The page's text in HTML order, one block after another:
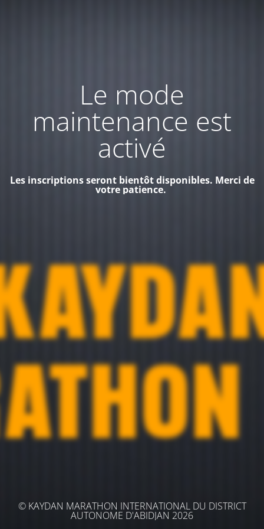
Le mode
maintenance est
activé
Les inscriptions seront bientôt disponibles. Merci de
votre patience.
© KAYDAN MARATHON INTERNATIONAL DU DISTRICT
AUTONOME D'ABIDJAN 2026